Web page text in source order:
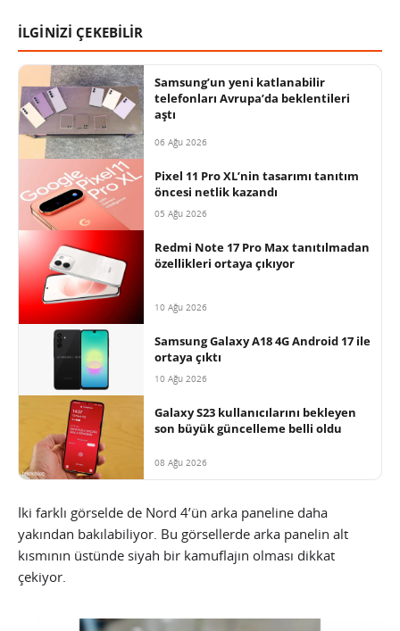
İLGİNİZİ ÇEKEBİLİR
Samsung’un yeni katlanabilir
telefonları Avrupa’da beklentileri
aştı
06 Ağu 2026
Pixel 11 Pro XL’nin tasarımı tanıtım
öncesi netlik kazandı
05 Ağu 2026
Redmi Note 17 Pro Max tanıtılmadan
özellikleri ortaya çıkıyor
10 Ağu 2026
Samsung Galaxy A18 4G Android 17 ile
ortaya çıktı
10 Ağu 2026
Galaxy S23 kullanıcılarını bekleyen
son büyük güncelleme belli oldu
08 Ağu 2026
İki farklı görselde de Nord 4’ün arka paneline daha
yakından bakılabiliyor. Bu görsellerde arka panelin alt
kısmının üstünde siyah bir kamuflajın olması dikkat
çekiyor.